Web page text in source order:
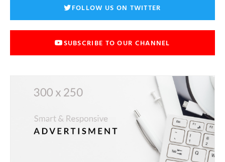
FOLLOW US ON TWITTER
SUBSCRIBE TO OUR CHANNEL